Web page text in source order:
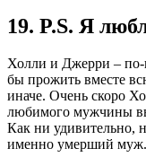
19. P.S. Я
Холли и Джерри – по-
бы прожить вместе
иначе. Очень скоро
любимого мужчины
Как ни удивительно,
именно умерший муж.